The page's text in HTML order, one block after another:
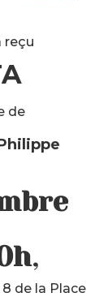
reçu
de
,
de la Place